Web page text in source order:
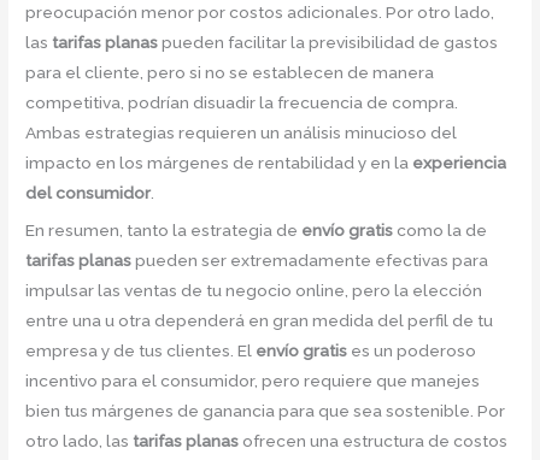
preocupación menor por costos adicionales. Por otro lado,
las tarifas planaspueden facilitar la previsibilidad de gastos
para el cliente, pero si no se establecen de manera
competitiva, podrían disuadir la frecuencia de compra.
Ambas estrategias requieren un análisis minucioso del
impacto en los márgenes de rentabilidad y en la experiencia
del consumidor
En resumen, tanto la estrategia de envío gratis como la de
tarifas planaspueden ser extremadamente efectivas para
impulsar las ventas de tu negocio online, pero la elección
entre una u otra dependerá en gran medida del perfil de tu
empresa y de tus clientes. El envío gratis es un poderoso
incentivo para el consumidor, pero requiere que manejes
bien tus márgenes de ganancia para que sea sostenible. Por
otro lado, las tarifas planas ofrecen una estructura de costos